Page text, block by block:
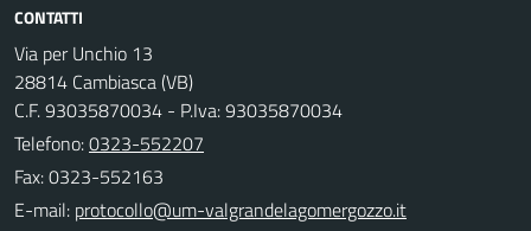
CONTATTI
Via per Unchio 13
28814 Cambiasca (VB)
C.F. 93035870034 - P.Iva: 93035870034
Telefono:0323-552207
Fax: 0323-552163
E-mail: